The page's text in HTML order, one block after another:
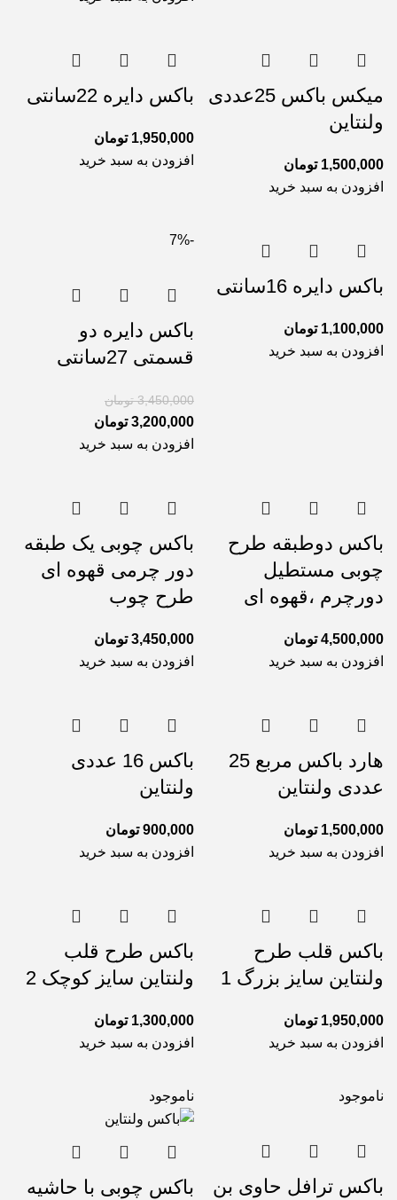
میکس باکس 25عددی
ولنتاین
1,500,000 تومان
افزودن به سبد خرید
باکس دایره 22سانتی
1,950,000 تومان
افزودن به سبد خرید
باکس دایره 16سانتی
1,100,000 تومان
افزودن به سبد خرید
-7%
باکس دایره دو
قسمتی 27سانتی
3,450,000 تومان
3,200,000 تومان
افزودن به سبد خرید
باکس دوطبقه طرح
چوبی مستطیل
دورچرم ،قهوه ای
4,500,000 تومان
افزودن به سبد خرید
باکس چوبی یک طبقه
دور چرمی قهوه ای
طرح چوب
3,450,000 تومان
افزودن به سبد خرید
هارد باکس مربع 25
عددی ولنتاین
1,500,000 تومان
افزودن به سبد خرید
باکس 16 عددی
ولنتاین
900,000 تومان
افزودن به سبد خرید
باکس قلب طرح
ولنتاین سایز بزرگ 1
1,950,000 تومان
افزودن به سبد خرید
باکس طرح قلب
ولنتاین سایز کوچک 2
1,300,000 تومان
افزودن به سبد خرید
ناموجود
باکس ترافل حاوی بن
ناموجود
باکس چوبی با حاشیه